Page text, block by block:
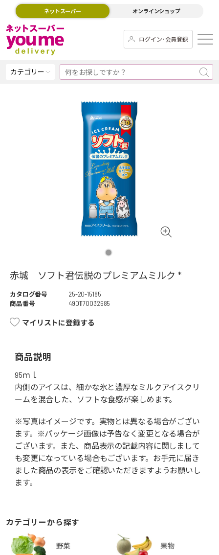
ネットスーパー オンラインショップ
ログイン･会員登録
カテゴリー
赤城 ソフト君伝説のプレミアムミルク *
カタログ番号
25-20-15185
商品番号
4901170032685
マイリストに登録する
商品説明
95ｍｌ
内側のアイスは、細かな氷と濃厚なミルクアイスクリ
ームを混合した、ソフトな食感が楽しめます。
※写真はイメージです。実物とは異なる場合がござい
ます。※パッケージ画像は予告なく変更となる場合が
ございます。また、商品表示の記載内容に関しまして
も変更になっている場合もございます。お手元に届き
ました商品の表示をご確認いただきますようお願いし
ます。
カテゴリーから探す